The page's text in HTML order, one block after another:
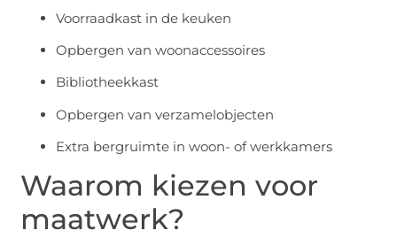
Voorraadkast in de keuken
Opbergen van woonaccessoires
Bibliotheekkast
Opbergen van verzamelobjecten
Extra bergruimte in woon- of werkkamers
Waarom kiezen voor
maatwerk?